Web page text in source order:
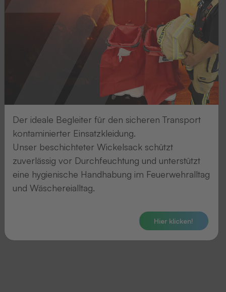
Firmenchronik
Niklas Czichon ergänzt das bisher
Nagel bestehende Leitungsteam.
2023
jährige Jubiläum.
das Team in
Der ideale Begleiter für den sicheren Transport
kontaminierter Einsatzkleidung.
Unser beschichteter Wickelsack schützt
zuverlässig vor Durchfeuchtung und unterstützt
eine hygienische Handhabung im Feuerwehralltag
und Wäschereialltag.
Hier klicken!